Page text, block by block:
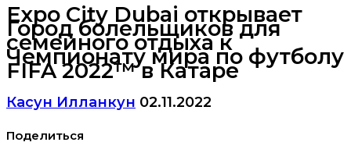
Expo City Dubai открывает
Город болельщиков для
семейного отдыха к
Чемпионату мира по футболу
FIFA 2022™ в Катаре
Касун Илланкун 02.11.2022
Поделиться